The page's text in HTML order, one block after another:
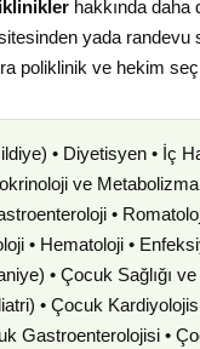
hakkında daha
yada randevu
poliklinik ve hekim
• Diyetisyen • İç
ve Metabolizma
•
• Hematoloji •
• Çocuk Sağlığı ve
• Çocuk
Gastroenterolojisi •